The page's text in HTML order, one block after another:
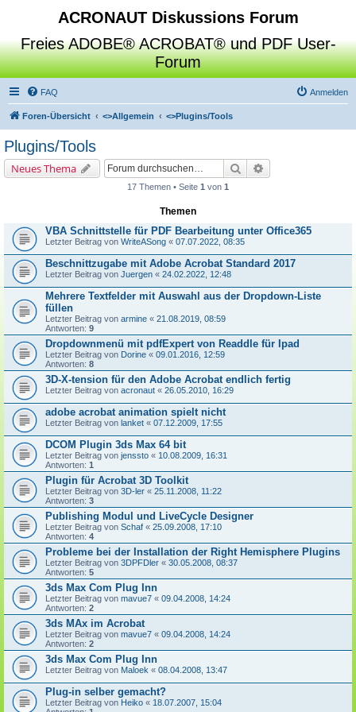
ACRONAUT Diskussions Forum
Freies ADOBE® ACROBAT® und PDF User-
Forum
FAQ Anmelden
Foren-Übersicht <>Allgemein <>Plugins/Tools
Plugins/Tools
Neues Thema Suche
17 Themen • Seite 1 von 1
Themen
VBA Schnittstelle für PDF Bearbeitung unter Office365
Letzter Beitrag von WriteASong « 07.07.2022, 08:35
Beschnittzugabe mit Adobe Acrobat Standard 2017
Letzter Beitrag von Juergen « 24.02.2022, 12:48
Mehrere Textfelder mit Auswahl aus der Dropdown-Liste
füllen
Letzter Beitrag von armine « 21.08.2019, 08:59
Antworten: 9
Dropdownmenü mit pdfExpert von Readdle für Ipad
Letzter Beitrag von Dorine « 09.01.2016, 12:59
Antworten: 8
3D-X-tension für den Adobe Acrobat endlich fertig
Letzter Beitrag von acronaut « 26.05.2010, 16:29
adobe acrobat animation spielt nicht
Letzter Beitrag von lanket « 07.12.2009, 17:55
DCOM Plugin 3ds Max 64 bit
Letzter Beitrag von jenssto « 10.08.2009, 16:31
Antworten: 1
Plugin für Acrobat 3D Toolkit
Letzter Beitrag von 3D-ler « 25.11.2008, 11:22
Antworten: 3
Publishing Modul und LiveCycle Designer
Letzter Beitrag von Schaf « 25.09.2008, 17:10
Antworten: 4
Probleme bei der Installation der Right Hemisphere Plugins
Letzter Beitrag von 3DPFDler « 30.05.2008, 08:37
Antworten: 5
3ds Max Com Plug Inn
Letzter Beitrag von mavue7 « 09.04.2008, 14:24
Antworten: 2
3ds MAx im Acrobat
Letzter Beitrag von mavue7 « 09.04.2008, 14:24
Antworten: 2
3ds Max Com Plug Inn
Letzter Beitrag von Maloek « 08.04.2008, 13:47
Plug-in selber gemacht?
Letzter Beitrag von Heiko « 18.07.2007, 15:04